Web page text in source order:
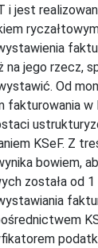
i jest
na jego rzecz,
Od
fakturowania w
KSeF. Z
bowiem,
została od